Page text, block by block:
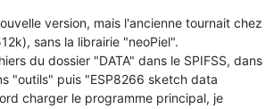
version, mais l'ancienne tournait chez
sans la librairie "neoPiel".
du dossier "DATA" dans le SPIFSS, dans
"outils" puis "ESP8266 sketch data
charger le programme principal, je